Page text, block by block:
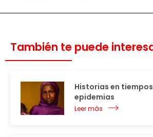
También te puede
Historias en
epidemias
Leer más